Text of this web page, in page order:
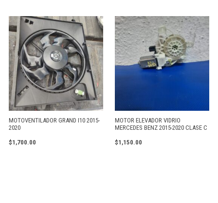
MOTOVENTILADOR GRAND I10 2015-
2020
$1,700.00
MOTOR ELEVADOR VIDRIO
MERCEDES BENZ 2015-2020 CLASE C
$1,150.00